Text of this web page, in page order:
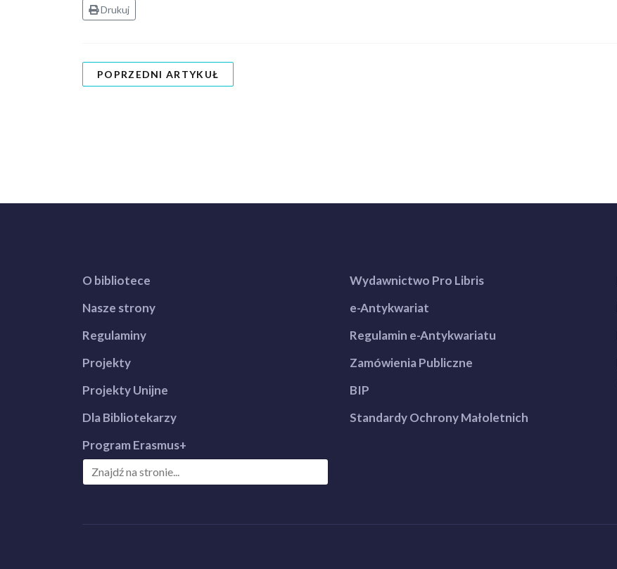
Drukuj
POPRZEDNI ARTYKUŁ
O bibliotece
Nasze strony
Regulaminy
Projekty
Projekty Unijne
Dla Bibliotekarzy
Program Erasmus+
Wydawnictwo Pro Libris
e-Antykwariat
Regulamin e-Antykwariatu
Zamówienia Publiczne
BIP
Standardy Ochrony Małoletnich